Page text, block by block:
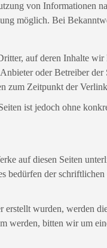
von Informationen
möglich. Bei
auf deren Inhalte
oder Betreiber
zum Zeitpunkt der
ist jedoch ohne
auf diesen Seiten
bedürfen der
wurden, werden
werden, bitten wir um